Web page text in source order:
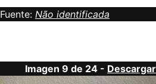
Fuente: Não identificada
Imagen 9 de 24 -